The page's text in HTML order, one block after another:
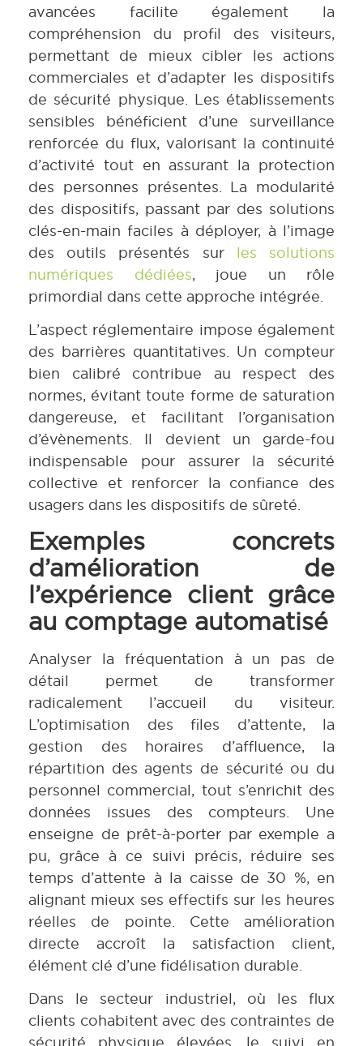
avancées facilite également la
compréhension du profil des visiteurs,
permettant de mieux cibler les actions
commerciales et d’adapter les dispositifs
de sécurité physique. Les établissements
sensibles bénéficient d’une surveillance
renforcée du flux, valorisant la continuité
d’activité tout en assurant la protection
des personnes présentes. La modularité
des dispositifs, passant par des solutions
clés-en-main faciles à déployer, à l’image
des outils présentés sur les solutions
numériques dédiées, joue un rôle
primordial dans cette approche intégrée.
L’aspect réglementaire impose également
des barrières quantitatives. Un compteur
bien calibré contribue au respect des
normes, évitant toute forme de saturation
dangereuse, et facilitant l’organisation
d’évènements. Il devient un garde-fou
indispensable pour assurer la sécurité
collective et renforcer la confiance des
usagers dans les dispositifs de sûreté.
Exemples concrets
d’amélioration de
l’expérience client grâce
au comptage automatisé
Analyser la fréquentation à un pas de
détail permet de transformer
radicalement l’accueil du visiteur.
L’optimisation des files d’attente, la
gestion des horaires d’affluence, la
répartition des agents de sécurité ou du
personnel commercial, tout s’enrichit des
données issues des compteurs. Une
enseigne de prêt-à-porter par exemple a
pu, grâce à ce suivi précis, réduire ses
temps d’attente à la caisse de 30 %, en
alignant mieux ses effectifs sur les heures
réelles de pointe. Cette amélioration
directe accroît la satisfaction client,
élément clé d’une fidélisation durable.
Dans le secteur industriel, où les flux
clients cohabitent avec des contraintes de